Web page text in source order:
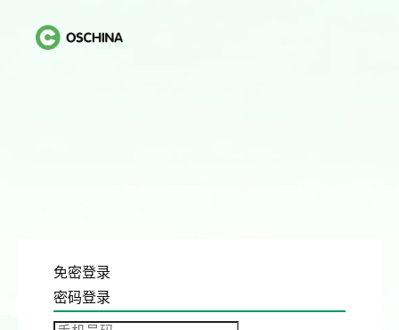
免密登录
密码登录